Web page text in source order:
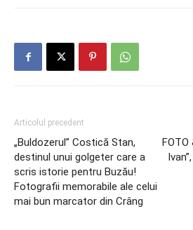
Articolul precedent
„Buldozerul” Costică Stan,
destinul unui golgeter care a
scris istorie pentru Buzău!
Fotografii memorabile ale celui
mai bun marcator din Crâng
FOTO